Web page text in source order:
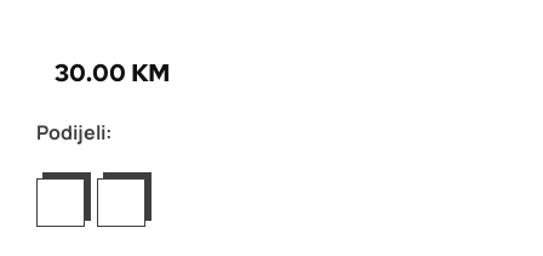
30.00 KM
Podijeli: